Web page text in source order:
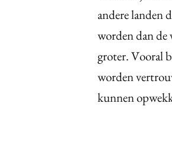
andere landen
worden dan de
groter.Vooral
worden
kunnen